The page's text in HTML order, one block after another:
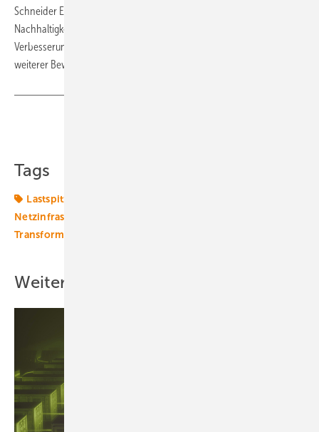
Schneider Electric, sagt, sein Unternehmen setze sich für Kunden und
Nachhaltigkeit ein und investiere deshalb kontinuierlich in die
Verbesserung der Lieferkette. „Die Topplatzierung im Ranking ist ein
weiterer Beweis dafür, dass wir auf dem richtigen Weg sind." (nw)
Tags
Lastspitzen
Netzinfrastruktur
Transformation
Weitere Inhalte